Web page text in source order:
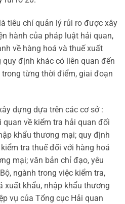
tiêu chí quản lý rủi ro được xây
hành của pháp luật hải quan,
về hàng hoá và thuế xuất
định khác có liên quan đến
từng thời điểm, giai đoạn
dựng dựa trên các cơ sở :
về kiểm tra hải quan đối
khẩu thương mại; quy định
tra thuế đối với hàng hoá
mại; văn bản chỉ đạo, yêu
ngành trong việc kiểm tra,
xuất khẩu, nhập khẩu thương
vụ của Tổng cục Hải quan